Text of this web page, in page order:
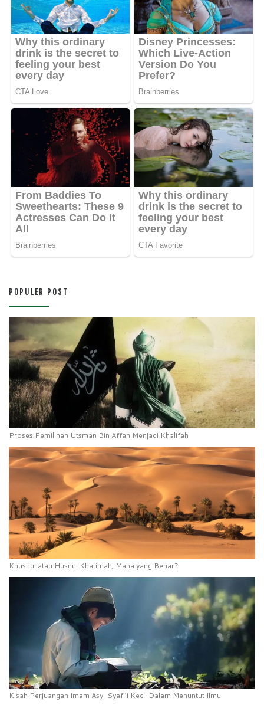
POPULER POST
Proses Pemilihan Utsman Bin Affan Menjadi Khalifah
Khusnul atau Husnul Khatimah, Mana yang Benar?
Kisah Perjuangan Imam Asy-Syafi’i Kecil Dalam Menuntut Ilmu